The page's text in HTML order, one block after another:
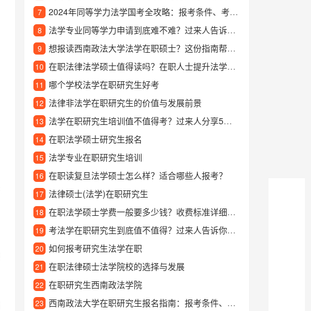
7 2024年同等学力法学国考全攻略：报考条件、考试科目及备考技巧
8 法学专业同等学力申请到底难不难？过来人告诉你真实情况
9 想报读西南政法大学法学在职硕士？这份指南帮你全面了解
10 在职法律法学硕士值得读吗？在职人士提升法学学历的全面解析
11 哪个学校法学在职研究生好考
12 法律非法学在职研究生的价值与发展前景
13 法学在职研究生培训值不值得考？过来人分享5大关键优势
14 在职法学硕士研究生报名
15 法学专业在职研究生培训
16 在职读复旦法学硕士怎么样？适合哪些人报考？
17 法律硕士(法学)在职研究生
18 在职法学硕士学费一般要多少钱？收费标准详细解读
19 考法学在职研究生到底值不值得？过来人告诉你真实体验
20 如何报考研究生法学在职
21 在职法律硕士法学院校的选择与发展
22 在职研究生西南政法学院
23 西南政法大学在职研究生报名指南：报考条件、流程及专业选择